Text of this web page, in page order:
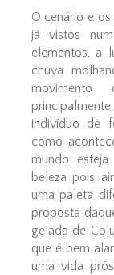
O cenário e
já vistos
elementos, a
chuva
indivíduo de
como
mundo
beleza pois
uma paleta
proposta
gelada de
que é bem
uma vida